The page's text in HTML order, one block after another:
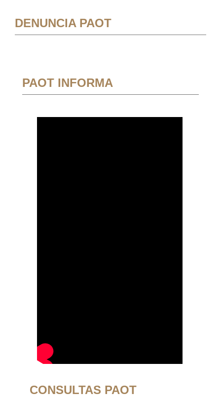
DENUNCIA PAOT
PAOT INFORMA
CONSULTAS PAOT